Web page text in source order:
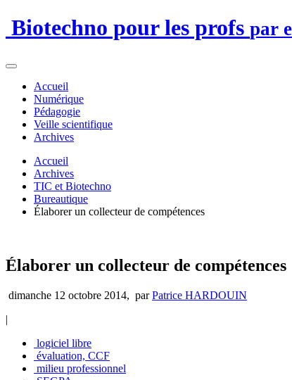
Biotechno pour les profs par
Accueil
Numérique
Pédagogie
Veille scientifique
Archives
Accueil
Archives
TIC et Biotechno
Bureautique
Élaborer un collecteur de compétences
Élaborer un collecteur de compétences
dimanche 12 octobre 2014, parPatrice HARDOUIN
|
logiciel libre
évaluation, CCF
milieu professionnel